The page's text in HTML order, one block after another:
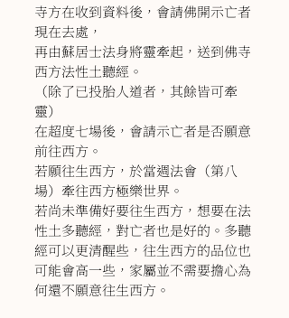
寺方在收到資料後，會請佛開示亡者
現在去處，
再由蘇居士法身將靈牽起，送到佛寺
西方法性土聽經。
（除了已投胎人道者，其餘皆可牽
靈）
在超度七場後，會請示亡者是否願意
前往西方。
若願往生西方，於當週法會（第八
場）牽往西方極樂世界。
若尚未準備好要往生西方，想要在法
性土多聽經，對亡者也是好的。多聽
經可以更清醒些，往生西方的品位也
可能會高一些，家屬並不需要擔心為
何還不願意往生西方。